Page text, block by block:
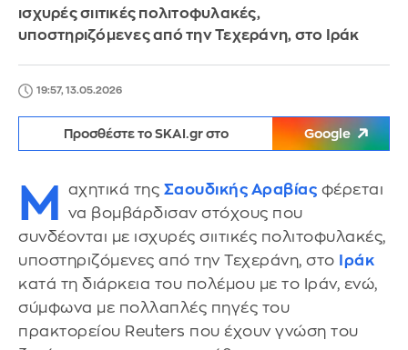
ισχυρές σιιτικές πολιτοφυλακές,
υποστηριζόμενες από την Τεχεράνη, στο Ιράκ
19:57, 13.05.2026
Προσθέστε το SKAI.gr στο Google
Μ αχητικά της Σαουδικής Αραβίας φέρεται
να βομβάρδισαν στόχους που
συνδέονται με ισχυρές σιιτικές πολιτοφυλακές,
υποστηριζόμενες από την Τεχεράνη, στο
Ιράκ
κατά τη διάρκεια του πολέμου με το Ιράν, ενώ,
σύμφωνα με πολλαπλές πηγές του
πρακτορείου Reuters που έχουν γνώση του